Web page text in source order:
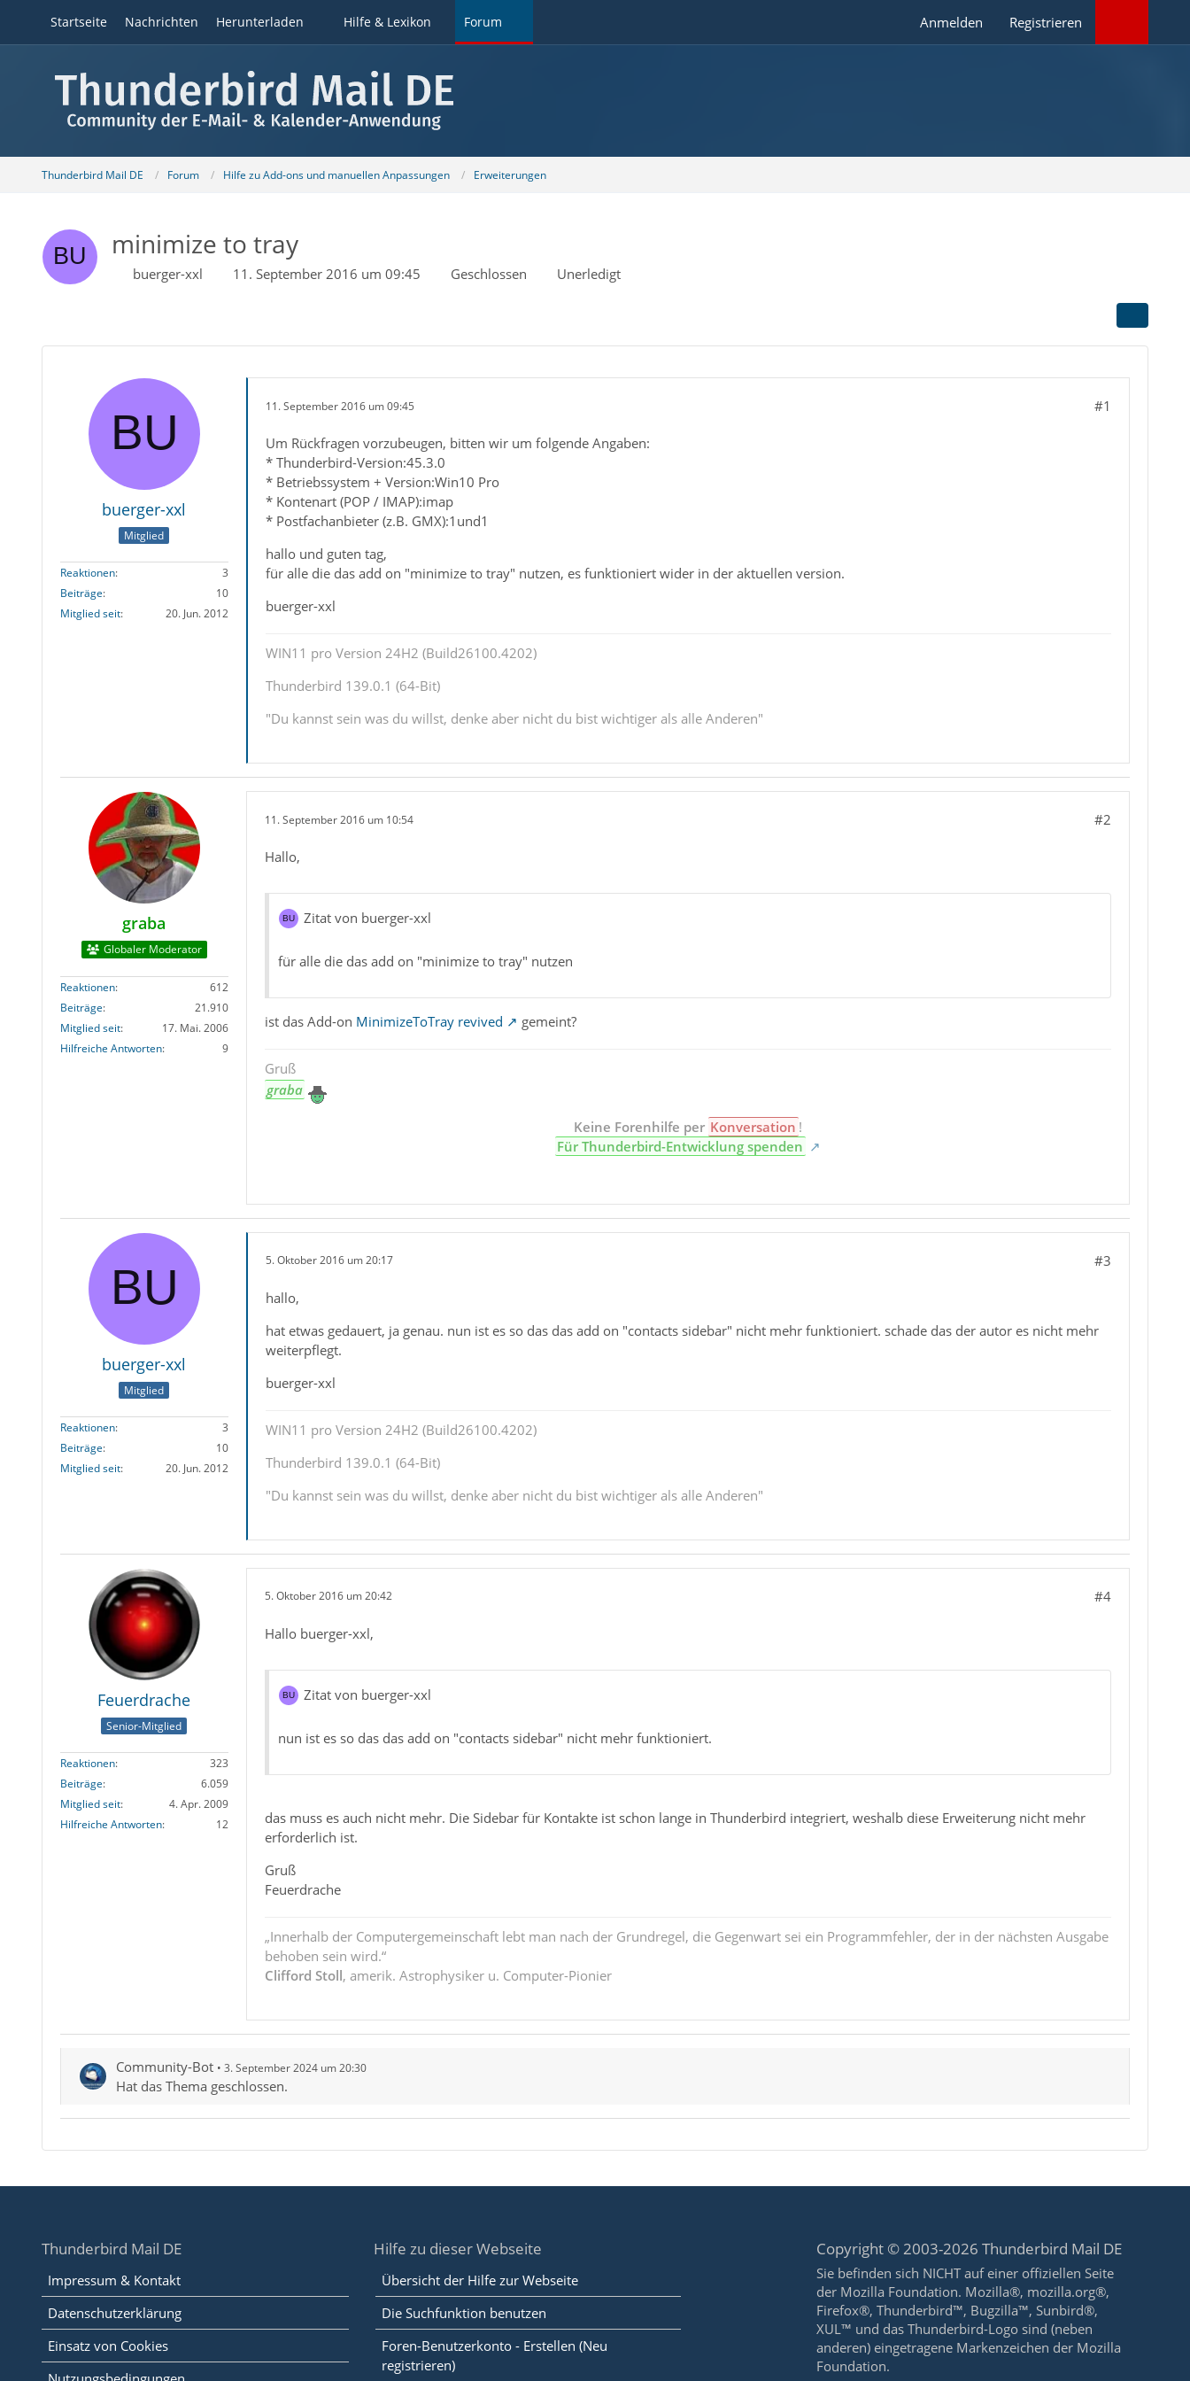
Startseite Nachrichten Herunterladen Hilfe & Lexikon Forum Anmelden Registrieren
Thunderbird Mail DE Forum Hilfe zu Add-ons und manuellen Anpassungen Erweiterungen
minimize to tray
buerger-xxl 11. September 2016 um 09:45 Geschlossen Unerledigt
buerger-xxl
Mitglied
Reaktionen
3
Beiträge
10
Mitglied seit
20. Jun. 2012
11. September 2016 um 09:45 #1
Um Rückfragen vorzubeugen, bitten wir um folgende Angaben:
* Thunderbird-Version:45.3.0
* Betriebssystem + Version:Win10 Pro
* Kontenart (POP / IMAP):imap
* Postfachanbieter (z.B. GMX):1und1
hallo und guten tag,
für alle die das add on "minimize to tray" nutzen, es funktioniert wider in der aktuellen version.
buerger-xxl
WIN11 pro Version 24H2 (Build26100.4202)
Thunderbird 139.0.1 (64-Bit)
"Du kannst sein was du willst, denke aber nicht du bist wichtiger als alle Anderen"
graba
Globaler Moderator
Reaktionen
612
Beiträge
21.910
Mitglied seit
17. Mai. 2006
Hilfreiche Antworten
9
11. September 2016 um 10:54 #2
Hallo,
Zitat von buerger-xxl
für alle die das add on "minimize to tray" nutzen
ist das Add-on MinimizeToTray revived gemeint?
Gruß
graba
Keine Forenhilfe per Konversation !
Für Thunderbird-Entwicklung spenden
buerger-xxl
Mitglied
Reaktionen
3
Beiträge
10
Mitglied seit
20. Jun. 2012
5. Oktober 2016 um 20:17 #3
hallo,
hat etwas gedauert, ja genau. nun ist es so das das add on "contacts sidebar" nicht mehr funktioniert. schade das der autor es nicht mehr
weiterpflegt.
buerger-xxl
WIN11 pro Version 24H2 (Build26100.4202)
Thunderbird 139.0.1 (64-Bit)
"Du kannst sein was du willst, denke aber nicht du bist wichtiger als alle Anderen"
Feuerdrache
Senior-Mitglied
Reaktionen
323
Beiträge
6.059
Mitglied seit
4. Apr. 2009
Hilfreiche Antworten
12
5. Oktober 2016 um 20:42 #4
Hallo buerger-xxl,
Zitat von buerger-xxl
nun ist es so das das add on "contacts sidebar" nicht mehr funktioniert.
das muss es auch nicht mehr. Die Sidebar für Kontakte ist schon lange in Thunderbird integriert, weshalb diese Erweiterung nicht mehr
erforderlich ist.
Gruß
Feuerdrache
„Innerhalb der Computergemeinschaft lebt man nach der Grundregel, die Gegenwart sei ein Programmfehler, der in der nächsten Ausgabe
behoben sein wird.“
Clifford Stoll, amerik. Astrophysiker u. Computer-Pionier
Community-Bot 3. September 2024 um 20:30
Hat das Thema geschlossen.
Thunderbird Mail DE
Impressum & Kontakt
Datenschutzerklärung
Einsatz von Cookies
Hilfe zu dieser Webseite
Übersicht der Hilfe zur Webseite
Die Suchfunktion benutzen
Foren-Benutzerkonto - Erstellen (Neu
registrieren)
Copyright © 2003-2026 Thunderbird Mail DE
Sie befinden sich NICHT auf einer offiziellen Seite
der Mozilla Foundation. Mozilla®, mozilla.org®,
Firefox®, Thunderbird™, Bugzilla™, Sunbird®,
XUL™ und das Thunderbird-Logo sind (neben
anderen) eingetragene Markenzeichen der Mozilla
Foundation.